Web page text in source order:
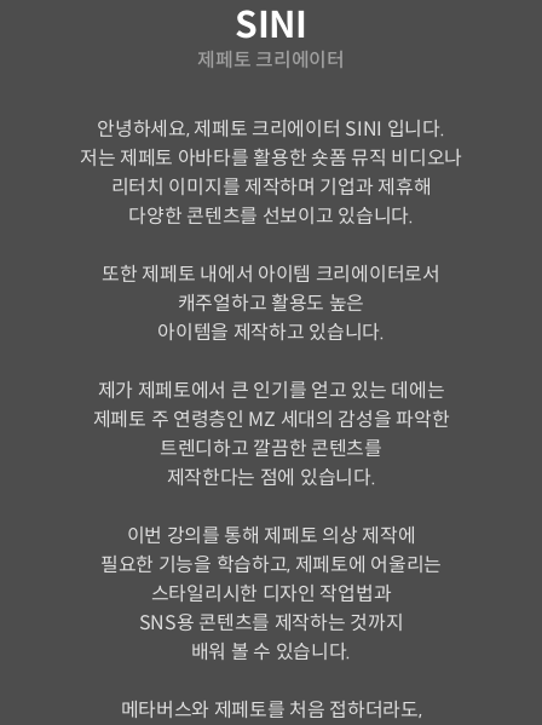
SINI
제페토 크리에이터
안녕하세요, 제페토 크리에이터 SINI 입니다.
저는 제페토 아바타를 활용한 숏폼 뮤직 비디오나
리터치 이미지를 제작하며 기업과 제휴해
다양한 콘텐츠를 선보이고 있습니다.
또한 제페토 내에서 아이템 크리에이터로서
캐주얼하고 활용도 높은
아이템을 제작하고 있습니다.
제가 제페토에서 큰 인기를 얻고 있는 데에는
제페토 주 연령층인 MZ 세대의 감성을 파악한
트렌디하고 깔끔한 콘텐츠를
제작한다는 점에 있습니다.
이번 강의를 통해 제페토 의상 제작에
필요한 기능을 학습하고, 제페토에 어울리는
스타일리시한 디자인 작업법과
SNS용 콘텐츠를 제작하는 것까지
배워 볼 수 있습니다.
메타버스와 제페토를 처음 접하더라도,